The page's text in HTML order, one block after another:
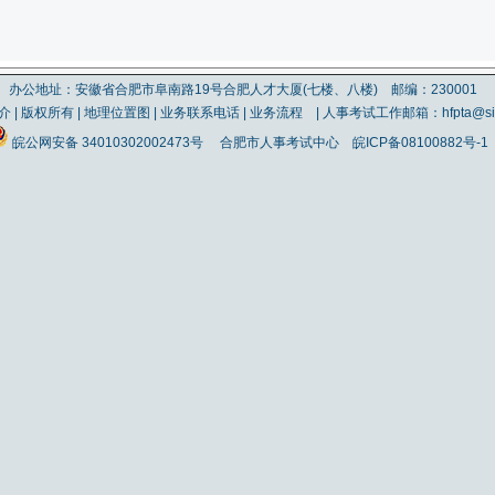
办公地址：安徽省合肥市阜南路19号合肥人才大厦(七楼、八楼) 邮编：230001
| 版权所有| 地理位置图 业务联系电话| 业务流程 | 人事考试工作邮箱：
皖公网安备 34010302002473号
合肥市人事考试中心 皖ICP备08100882号-1